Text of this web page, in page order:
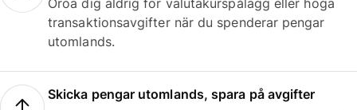
Oroa dig aldrig för valutakurspålägg eller höga
transaktionsavgifter när du spenderar pengar
utomlands.
Skicka pengar utomlands, spara på avgifter